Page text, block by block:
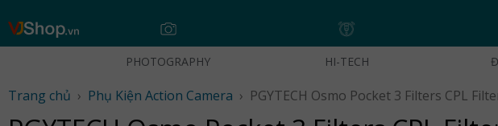
Skip
PHOTOGRAPHY HI-TECH
Trang chủ › Phụ Kiện Action Camera › PGYTECH Osmo Pocket 3 Filters CPL